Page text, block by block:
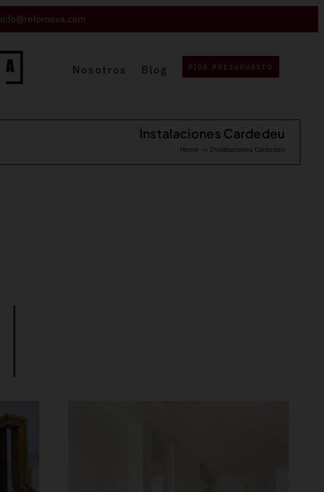
info@refornova.com
Nosotros Blog PIDE PRESUPUESTO
Instalaciones Cardedeu
Home Instalaciones Cardedeu